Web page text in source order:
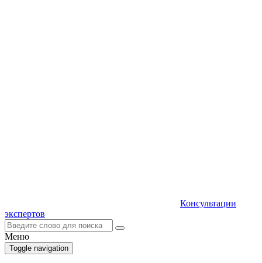
Консультации
экспертов
Меню
Toggle navigation